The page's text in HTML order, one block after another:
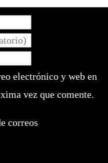
electrónico y web en
vez que comente.
correos